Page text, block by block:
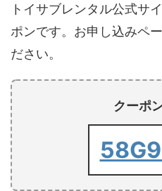
トイサブレンタル公式サ
ポンです。お申し込みペ
ださい。
クーポ